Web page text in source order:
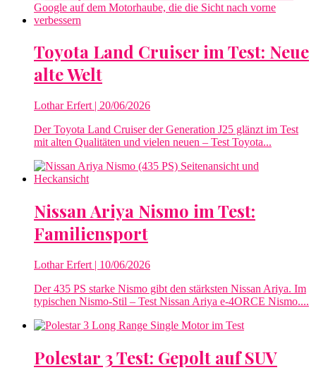
Toyota Land Cruiser im Test: Neue
alte Welt
Lothar Erfert | 20/06/2026
Der Toyota Land Cruiser der Generation J25 glänzt im Test
mit alten Qualitäten und vielen neuen – Test Toyota...
Nissan Ariya Nismo im Test:
Familiensport
Lothar Erfert | 10/06/2026
Der 435 PS starke Nismo gibt den stärksten Nissan Ariya. Im
typischen Nismo-Stil – Test Nissan Ariya e‑4ORCE Nismo....
Polestar 3 Test: Gepolt auf SUV